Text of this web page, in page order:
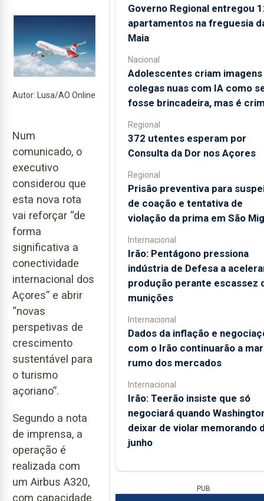
Autor: Lusa/AO Online
Num
comunicado, o
executivo
considerou que
esta nova rota
vai reforçar “de
forma
significativa a
conectividade
internacional dos
Açores” e abrir
“novas
perspetivas de
crescimento
sustentável para
o turismo
açoriano”.
Segundo a nota
de imprensa, a
operação é
realizada com
um Airbus A320,
com capacidade
Governo Regional entregou
apartamentos na freguesia
Maia
Nacional
Adolescentes criam imagens
colegas nuas com IA como
fosse brincadeira, mas é
Regional
372 utentes esperam por
Consulta da Dor nos Açores
Regional
Prisão preventiva para
de coação e tentativa de
violação da prima em São
Internacional
Irão: Pentágono pressiona
indústria de Defesa a
produção perante escassez
munições
Internacional
Dados da inflação e
com o Irão continuarão a
rumo dos mercados
Internacional
Irão: Teerão insiste que só
negociará quando
deixar de violar memorando
junho
PUB